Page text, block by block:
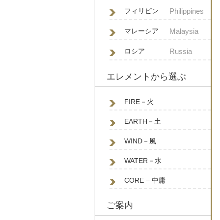
フィリピン Philippines
マレーシア Malaysia
ロシア Russia
エレメントから選ぶ
FIRE－火
EARTH－土
WIND－風
WATER－水
CORE – 中庸
ご案内